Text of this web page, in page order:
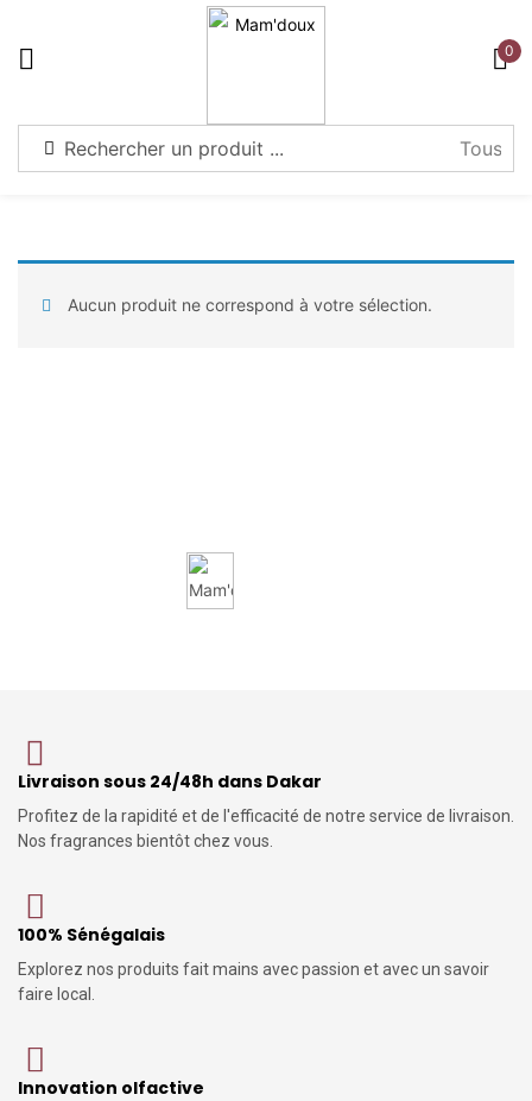
Warning 0
Aucun produit ne correspond à votre sélection.
Livraison sous 24/48h dans Dakar
Profitez de la rapidité et de l'efficacité de notre service de livraison.
Nos fragrances bientôt chez vous.
100% Sénégalais
Explorez nos produits fait mains avec passion et avec un savoir
faire local.
Innovation olfactive